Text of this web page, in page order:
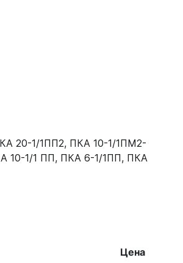
20-1/1ПП2, ПКА 10-1/1ПМ2-
10-1/1 ПП, ПКА 6-1/1ПП, ПКА
Цена